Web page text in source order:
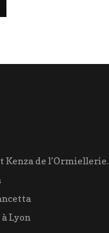
Kenza de l’Ormiellerie.
Lyon